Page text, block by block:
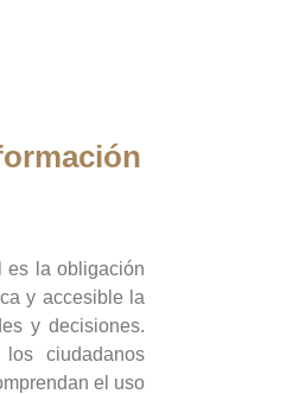
es la obligación
y accesible la
y decisiones.
ciudadanos
el uso